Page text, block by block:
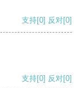
支持[0] 反对[0]
支持[0] 反对[0]